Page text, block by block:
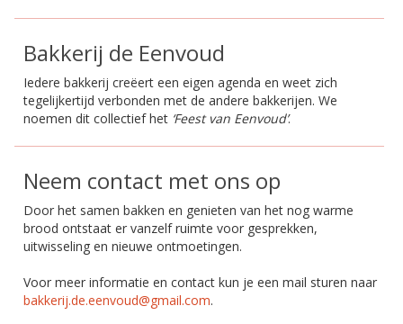
Bakkerij de Eenvoud
Iedere bakkerij creëert een eigen agenda en weet zich
tegelijkertijd verbonden met de andere bakkerijen. We
noemen dit collectief het ‘Feest van Eenvoud’.
Neem contact met ons op
Door het samen bakken en genieten van het nog warme
brood ontstaat er vanzelf ruimte voor gesprekken,
uitwisseling en nieuwe ontmoetingen.
Voor meer informatie en contact kun je een mail sturen naar
bakkerij.de.eenvoud@gmail.com.